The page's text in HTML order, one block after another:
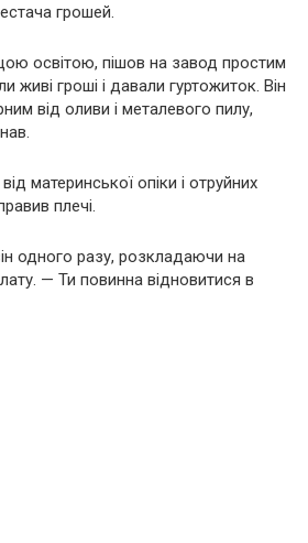
грошей.
освітою, пішов на завод простим
живі гроші і давали гуртожиток. Він
від оливи і металевого пилу,
материнської опіки і отруйних
плечі.
одного разу, розкладаючи на
— Ти повинна відновитися в